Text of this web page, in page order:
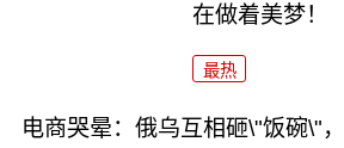
在做着美梦！
最热
电商哭晕：俄乌互相砸\"饭碗\"